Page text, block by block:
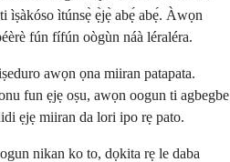
ìṣàkóso ìtúnsẹ̀ ẹ̀jẹ̀ abẹ́ abẹ́. Àwọn
fún fífún oògùn náà léraléra.
awọn ọna miiran patapata.
fun ẹjẹ oṣu, awọn oogun ti agbegbe
ẹjẹ miiran da lori ipo rẹ pato.
nikan ko to, dọkita rẹ le daba